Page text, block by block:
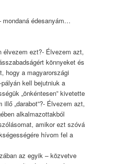
mondaná édesanyám…
élvezem ezt?- Élvezem azt,
könnyeket és
hogy a magyarországi
kell bejutniuk a
„önkéntesen” kivetette
„darabot”?- Élvezem azt,
alkalmazottakból
amikor ezt szóvá
hívom fel a
az egyik – közvetve